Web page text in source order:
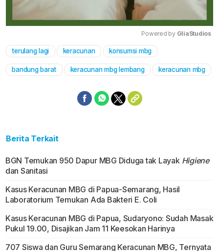
Powered by GliaStudios
terulang lagi keracunan konsumsi mbg
bandung barat keracunan mbg lembang keracunan mbg
Berita Terkait
BGN Temukan 950 Dapur MBG Diduga tak Layak Higiene
dan Sanitasi
Kasus Keracunan MBG di Papua-Semarang, Hasil
Laboratorium Temukan Ada Bakteri E. Coli
Kasus Keracunan MBG di Papua, Sudaryono: Sudah Masak
Pukul 19.00, Disajikan Jam 11 Keesokan Harinya
707 Siswa dan Guru Semarang Keracunan MBG, Ternyata